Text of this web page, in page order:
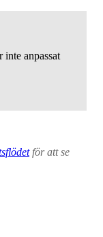
anpassat
för att se